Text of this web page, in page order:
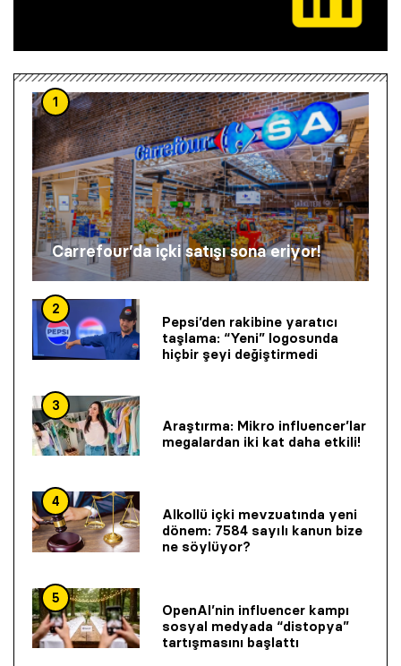
1
Carrefour’da içki satışı sona eriyor!
2
Pepsi’den rakibine yaratıcı
taşlama: “Yeni” logosunda
hiçbir şeyi değiştirmedi
3
Araştırma: Mikro influencer’lar
megalardan iki kat daha etkili!
4
Alkollü içki mevzuatında yeni
dönem: 7584 sayılı kanun bize
ne söylüyor?
5
OpenAI’nin influencer kampı
sosyal medyada “distopya”
tartışmasını başlattı